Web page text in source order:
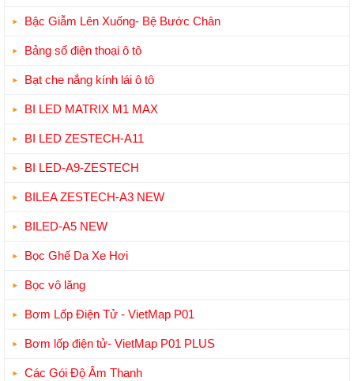
Bậc Giẫm Lên Xuống- Bệ Bước Chân
Bảng số điện thoại ô tô
Bạt che nắng kính lái ô tô
BI LED MATRIX M1 MAX
BI LED ZESTECH-A11
BI LED-A9-ZESTECH
BILEA ZESTECH-A3 NEW
BILED-A5 NEW
Bọc Ghế Da Xe Hơi
Bọc vô lăng
Bơm Lốp Điện Tử - VietMap P01
Bơm lốp điện tử- VietMap P01 PLUS
Các Gói Độ Âm Thanh